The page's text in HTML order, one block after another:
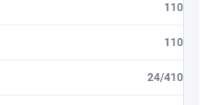
110
110
24/410